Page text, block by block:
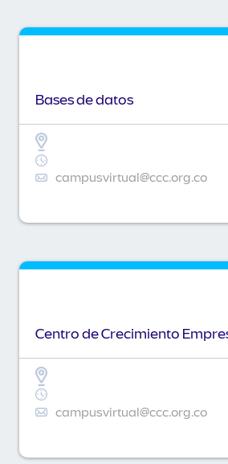
Bases de datos
campusvirtual@ccc.org.co
Centro de Crecimiento
campusvirtual@ccc.org.co